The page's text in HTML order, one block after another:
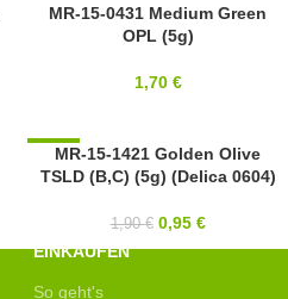
15/0
MR-15-0431 Medium Green
OPL (5g)
1,70 €
-50%
15/0
MR-15-1421 Golden Olive
TSLD (B,C) (5g) (Delica 0604)
1,90€ 0,95 €
EINKAUFEN
So geht's